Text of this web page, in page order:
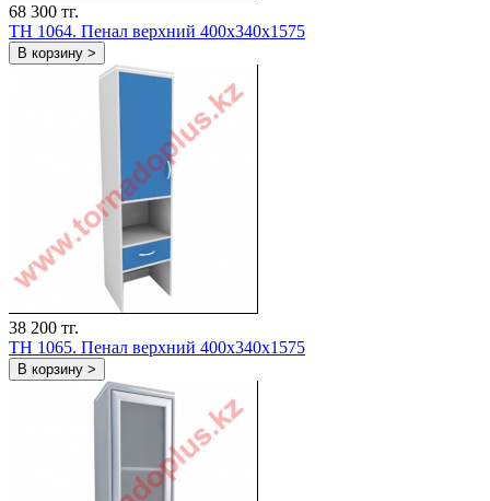
68 300 тг.
TH 1064. Пенал верхний 400х340х1575
В корзину >
38 200 тг.
TH 1065. Пенал верхний 400х340х1575
В корзину >